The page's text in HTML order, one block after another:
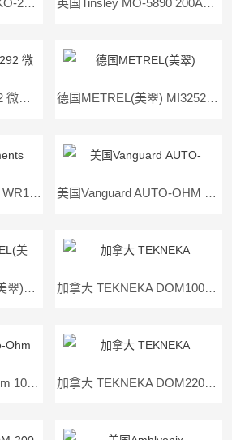
miko21俄罗斯SKB MIKO-21高精度微欧表 英国Tinsley MO-5890 200A便携式微欧表
美国AEMC Model 6292 微欧表 德国METREL(美翠) MI3252 100A微欧计
德国GMC-Instruments WR14绕组电阻表微欧计 美国Vanguard AUTO-OHM 200 S4直流微欧姆表
mi3250德国METREL(美翠) MI3250 10A微欧计 加拿大 TEKNEKA DOM100微欧姆表
美国Vanguard Auto-Ohm 10直流微欧计 加拿大 TEKNEKA DOM220微欧姆表